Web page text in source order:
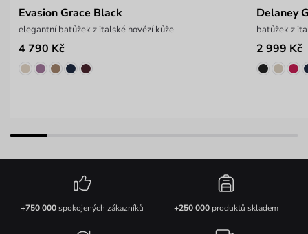
Evasion Grace Black
elegantní batůžek z italské hovězí kůže
4 790 Kč
Delaney
batůžek z
2 999 Kč
+750 000spokojených zákazníků +250 000produktů skladem